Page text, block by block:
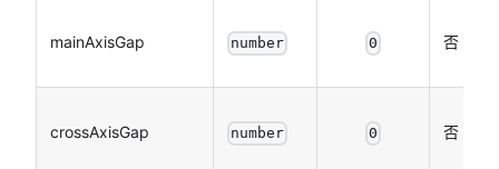
mainAxisGap number 0 否
crossAxisGap number 0 否